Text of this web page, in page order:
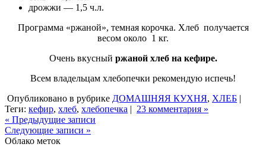
дрожжи — 1,5 ч.л.
Программа «ржаной», темная корочка. Хлеб получается
весом около 1 кг.
Очень вкусный ржаной хлеб на кефире.
Всем владельцам хлебопечки рекомендую испечь!
Опубликовано в рубрике ДОМАШНЯЯ КУХНЯ, ХЛЕБ |
Теги: кефир, хлеб, хлебопечка | 23 комментария »
« Предыдущие записи
Следующие записи »
Облако меток